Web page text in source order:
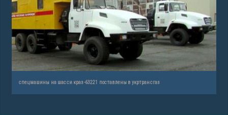
спецмашины на шасси краз-63221 поставлены в укртрансгаз